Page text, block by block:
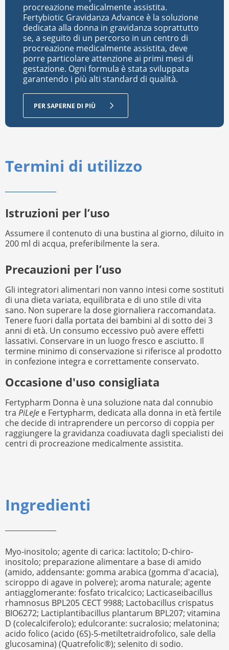
procreazione medicalmente assistita.
Fertybiotic Gravidanza Advance è la soluzione
dedicata alla donna in gravidanza soprattutto
se, a seguito di un percorso in un centro di
procreazione medicalmente assistita, deve
porre particolare attenzione ai primi mesi di
gestazione. Ogni formula è stata sviluppata
garantendo i più alti standard di qualità.
PER SAPERNE DI PIÙ
Termini di utilizzo
Istruzioni per l’uso
Assumere il contenuto di una bustina al giorno, diluito in
200 ml di acqua, preferibilmente la sera.
Precauzioni per l’uso
Gli integratori alimentari non vanno intesi come sostituti
di una dieta variata, equilibrata e di uno stile di vita
sano. Non superare la dose giornaliera raccomandata.
Tenere fuori dalla portata dei bambini al di sotto dei 3
anni di età. Un consumo eccessivo può avere effetti
lassativi. Conservare in un luogo fresco e asciutto. Il
termine minimo di conservazione si riferisce al prodotto
in confezione integra e correttamente conservato.
Occasione d'uso consigliata
Fertypharm Donna è una soluzione nata dal connubio
tra PiLeJe e Fertypharm, dedicata alla donna in età fertile
che decide di intraprendere un percorso di coppia per
raggiungere la gravidanza coadiuvata dagli specialisti dei
centri di procreazione medicalmente assistita.
Ingredienti
Myo-inositolo; agente di carica: lactitolo; D-chiro-
inositolo; preparazione alimentare a base di amido
(amido, addensante: gomma arabica (gomma d'acacia),
sciroppo di agave in polvere); aroma naturale; agente
antiagglomerante: fosfato tricalcico; Lacticaseibacillus
rhamnosus BPL205 CECT 9988; Lactobacillus crispatus
BIO6272; Lactiplantibacillus plantarum BPL207; vitamina
D (colecalciferolo); edulcorante: sucralosio; melatonina;
acido folico (acido (6S)-5-metiltetraidrofolico, sale della
glucosamina) (Quatrefolic®); selenito di sodio.